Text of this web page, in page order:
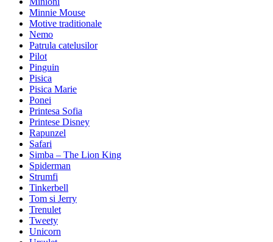
Minnie Mouse
Motive traditionale
Nemo
Patrula catelusilor
Pilot
Pinguin
Pisica
Pisica Marie
Ponei
Printesa Sofia
Printese Disney
Rapunzel
Safari
Simba – The Lion King
Spiderman
Strumfi
Tinkerbell
Tom si Jerry
Trenulet
Tweety
Unicorn